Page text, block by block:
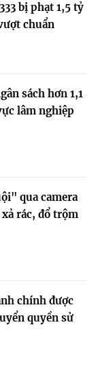
bị phạt 1,5 tỷ
chuẩn
sách hơn 1,1
lâm nghiệp
qua camera
rác, đổ trộm
chính được
quyền sử